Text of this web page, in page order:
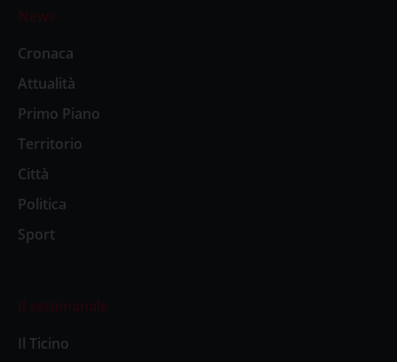
News
Cronaca
Attualità
Primo Piano
Territorio
Città
Politica
Sport
Il settimanale
Il Ticino